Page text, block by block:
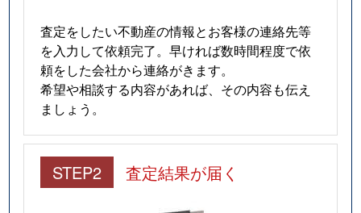
査定をしたい不動産の情報とお客様の連絡先等
を入力して依頼完了。早ければ数時間程度で依
頼をした会社から連絡がきます。
希望や相談する内容があれば、その内容も伝え
ましょう。
STEP2 査定結果が届く